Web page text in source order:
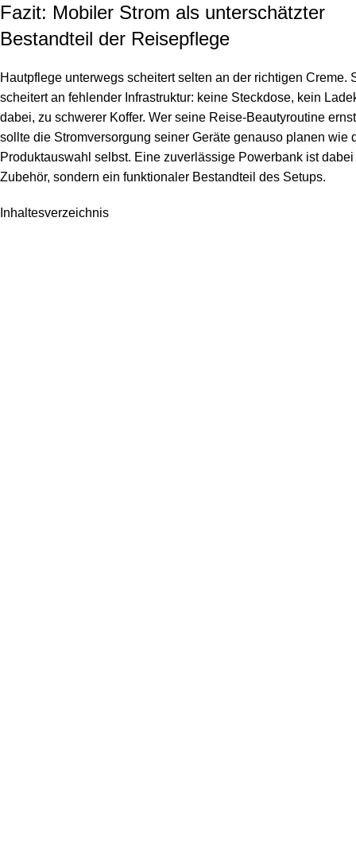
Fazit: Mobiler Strom als unterschätzter
Bestandteil der Reisepflege
Hautpflege unterwegs scheitert selten an der richtigen Creme.
scheitert an fehlender Infrastruktur: keine Steckdose, kein
dabei, zu schwerer Koffer. Wer seine Reise-Beautyroutine
sollte die Stromversorgung seiner Geräte genauso planen wie
Produktauswahl selbst. Eine zuverlässige Powerbank ist
Zubehör, sondern ein funktionaler Bestandteil des Setups.
Inhaltesverzeichnis